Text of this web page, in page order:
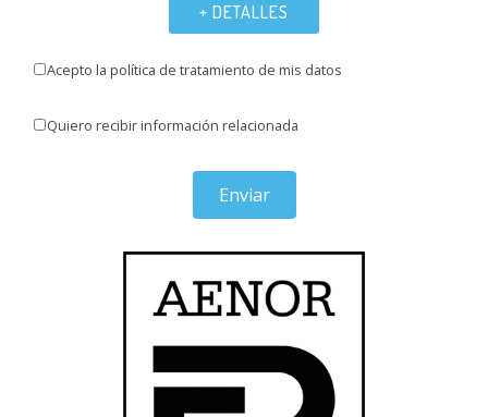
+ DETALLES
Acepto la política de tratamiento de mis datos
Quiero recibir información relacionada
Enviar